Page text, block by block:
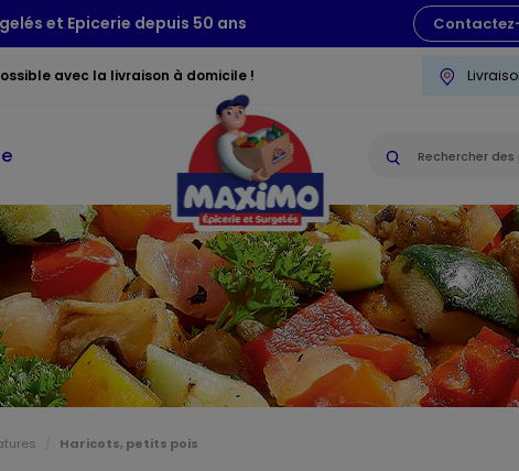
et Epicerie depuis 50 ans
avec la livraison à domicile !
Haricots, petits pois